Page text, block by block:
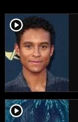
player2
player2